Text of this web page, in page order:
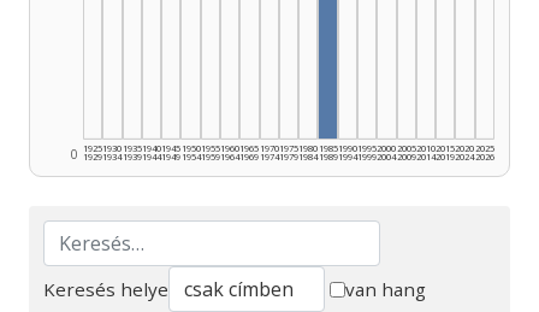
0 1925
1929
1930
1934
1935
1939
1940
1944
1945
1949
1950
1954
1955
1959
1960
1964
1965
1969
1970
1974
1975
1979
1980
1984
1985
1989
1990
1994
1995
1999
2000
2004
2005
2009
2010
2014
2015
2019
2020
2024
2025
2026
Keresés helye
van hang